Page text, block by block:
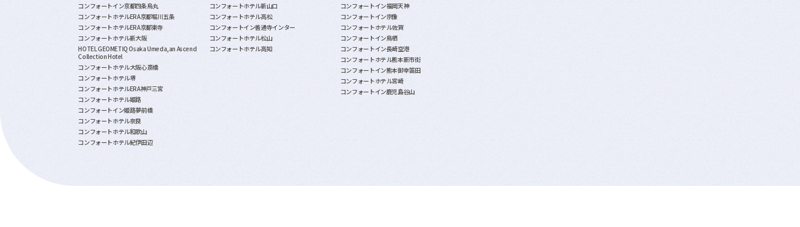
コンフォートイン京都四条烏丸
コンフォートホテルERA京都堀川五条
コンフォートホテルERA京都東寺
コンフォートホテル新大阪
HOTEL GEOMETIQ Osaka Umeda,an Ascend
Collection Hotel
コンフォートホテル大阪心斎橋
コンフォートホテル堺
コンフォートホテルERA神戸三宮
コンフォートホテル姫路
コンフォートイン姫路夢前橋
コンフォートホテル奈良
コンフォートホテル和歌山
コンフォートホテル紀伊田辺
コンフォートホテル新山口
コンフォートホテル高松
コンフォートイン善通寺インター
コンフォートホテル松山
コンフォートホテル高知
コンフォートイン福岡天神
コンフォートイン宗像
コンフォートホテル佐賀
コンフォートイン鳥栖
コンフォートイン長崎空港
コンフォートホテル熊本新市街
コンフォートイン熊本御幸笛田
コンフォートホテル宮崎
コンフォートイン鹿児島谷山